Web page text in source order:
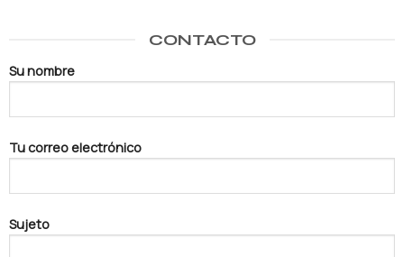
CONTACTO
Su nombre
Tu correo electrónico
Sujeto